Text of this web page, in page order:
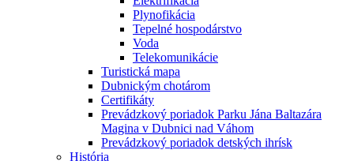
Plynofikácia
Tepelné hospodárstvo
Voda
Telekomunikácie
Turistická mapa
Dubnickým chotárom
Certifikáty
Prevádzkový poriadok Parku Jána Baltazára
Magina v Dubnici nad Váhom
Prevádzkový poriadok detských ihrísk
História